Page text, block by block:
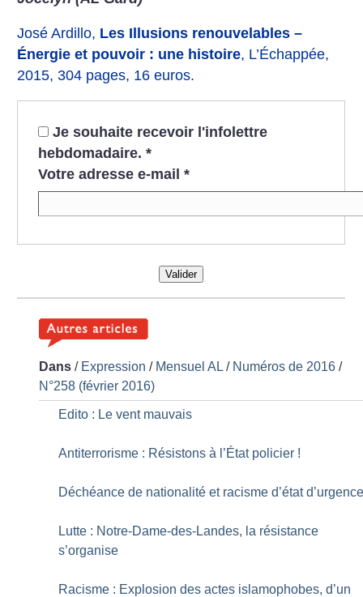
José Ardillo, Les Illusions renouvelables –
Énergie et pouvoir : une histoire, L’Échappée,
2015, 304 pages, 16 euros.
Je souhaite recevoir l'infolettre
hebdomadaire. *
Votre adresse e-mail *
Valider
Dans / Expression / Mensuel AL / Numéros de 2016 /
N°258 (février 2016)
Edito : Le vent mauvais
Antiterrorisme : Résistons à l’État policier !
Déchéance de nationalité et racisme d’état
Lutte : Notre-Dame-des-Landes, la résistance
s’organise
Racisme : Explosion des actes islamophobes, d’un